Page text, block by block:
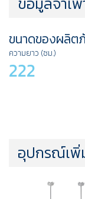
ขนาดของผลิ
ความยาว (ซม.)
222
อุปกรณ์เพิ่